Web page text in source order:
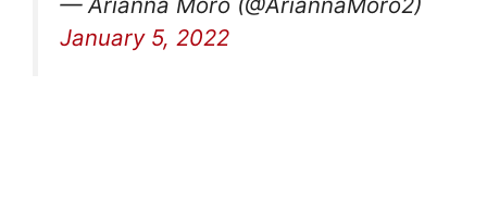
January 5, 2022